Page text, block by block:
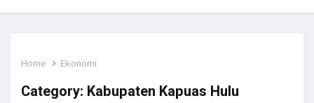
Home Ekonomi
Category: Kabupaten Kapuas Hulu